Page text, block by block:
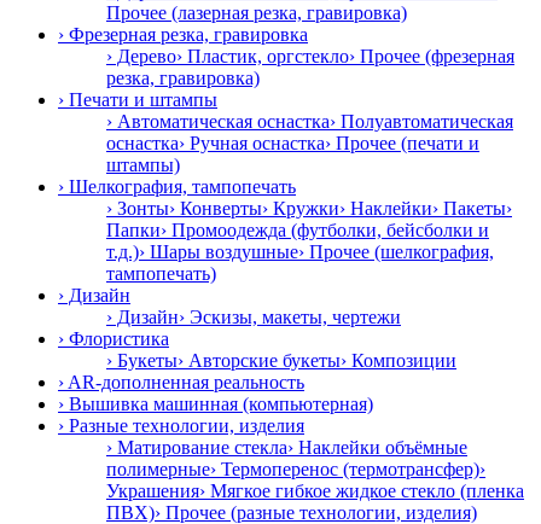
Прочее (лазерная резка, гравировка)
› Фрезерная резка, гравировка
› Дерево› Пластик, оргстекло› Прочее (фрезерная
резка, гравировка)
› Печати и штампы
› Автоматическая оснастка› Полуавтоматическая
оснастка› Ручная оснастка› Прочее (печати и
штампы)
› Шелкография, тампопечать
› Зонты› Конверты› Кружки› Наклейки› Пакеты›
Папки› Промоодежда (футболки, бейсболки и
т.д.)› Шары воздушные› Прочее (шелкография,
тампопечать)
› Дизайн
› Дизайн› Эскизы, макеты, чертежи
› Флористика
› Букеты› Авторские букеты› Композиции
› AR-дополненная реальность
› Вышивка машинная (компьютерная)
› Разные технологии, изделия
› Матирование стекла› Наклейки объёмные
полимерные› Термоперенос (термотрансфер)›
Украшения› Мягкое гибкое жидкое стекло (пленка
ПВХ)› Прочее (разные технологии, изделия)